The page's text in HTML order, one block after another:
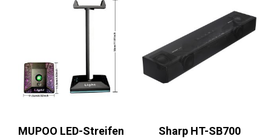
MUPOO LED-Streifen
Sharp HT-SB700